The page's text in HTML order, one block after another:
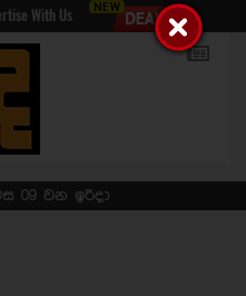
With Us
09 වන ඉරිදා